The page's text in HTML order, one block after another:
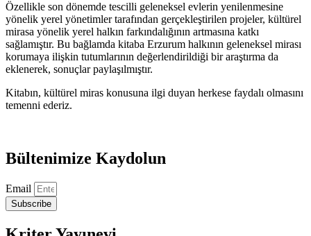
Özellikle son dönemde tescilli geleneksel evlerin yenilenmesine
yönelik yerel yönetimler tarafından gerçekleştirilen projeler, kültürel
mirasa yönelik yerel halkın farkındalığının artmasına katkı
sağlamıştır. Bu bağlamda kitaba Erzurum halkının geleneksel mirası
korumaya ilişkin tutumlarının değerlendirildiği bir araştırma da
eklenerek, sonuçlar paylaşılmıştır.
Kitabın, kültürel miras konusuna ilgi duyan herkese faydalı olmasını
temenni ederiz.
Bültenimize Kaydolun
Email
Subscribe